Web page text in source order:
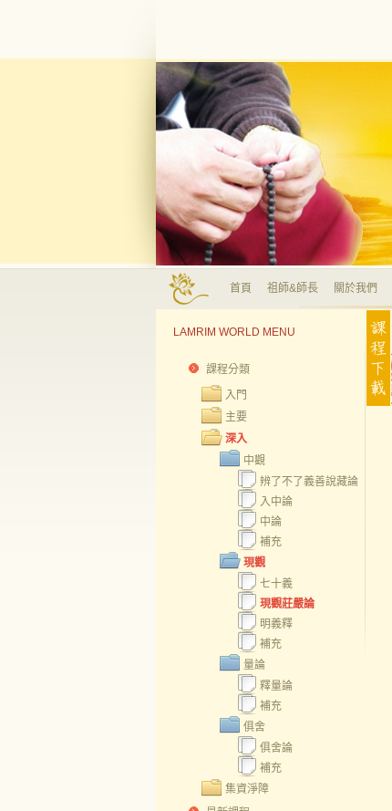
首頁 祖師&師長 關於我們
LAMRIM WORLD MENU
課程分類
入門
主要
深入
中觀
辨了不了義善說藏論
入中論
中論
補充
現觀
七十義
現觀莊嚴論
明義釋
補充
量論
釋量論
補充
俱舍
俱舍論
補充
集資淨障